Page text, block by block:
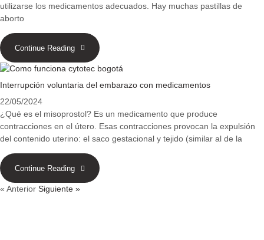
utilizarse los medicamentos adecuados. Hay muchas pastillas de
aborto
Continue Reading
Interrupción voluntaria del embarazo con medicamentos
22/05/2024
¿Qué es el misoprostol? Es un medicamento que produce
contracciones en el útero. Esas contracciones provocan la expulsión
del contenido uterino: el saco gestacional y tejido (similar al de la
Continue Reading
« Anterior Siguiente »